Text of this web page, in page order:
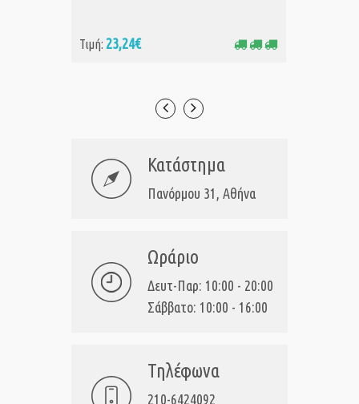
Τιμή: 23,24€
Κατάστημα
Πανόρμου 31, Αθήνα
Ωράριο
Δευτ-Παρ: 10:00 - 20:00
Σάββατο: 10:00 - 16:00
Τηλέφωνα
210-6424092